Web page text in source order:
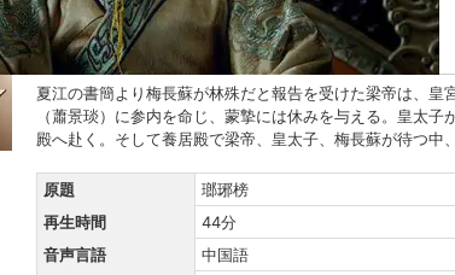
監督：コン・シェン リー・シュエ
あらすじ
夏江の書簡より梅長蘇が林殊だと報告を受けた梁帝は、
（蕭景琰）に参内を命じ、蒙摯には休みを与える。皇太
殿へ赴く。そして養居殿で梁帝、皇太子、梅長蘇が待つ中
原題 瑯琊榜
再生時間
44分
音声言語
中国語